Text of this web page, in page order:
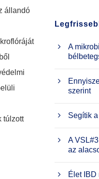
állandó
túlzott
A
szerint
Segítik
A
az
Élet IBD